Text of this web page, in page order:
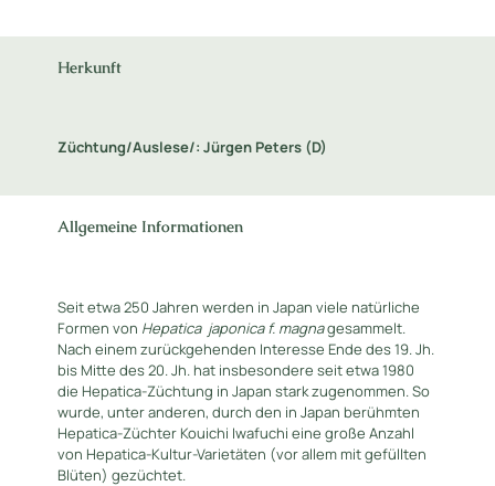
Herkunft
Züchtung/Auslese/: Jürgen Peters (D)
Allgemeine Informationen
Seit etwa 250 Jahren werden in Japan viele natürliche
Formen von Hepatica japonica f. magnagesammelt.
Nach einem zurückgehenden Interesse Ende des 19. Jh.
bis Mitte des 20. Jh. hat insbesondere seit etwa 1980
die Hepatica-Züchtung in Japan stark zugenommen. So
wurde, unter anderen, durch den in Japan berühmten
Hepatica-Züchter Kouichi Iwafuchi eine große Anzahl
von Hepatica-Kultur-Varietäten (vor allem mit gefüllten
Blüten) gezüchtet.